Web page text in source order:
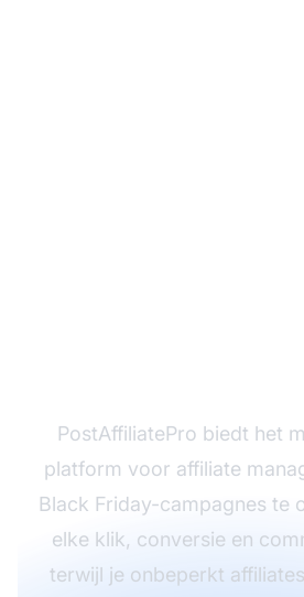
PostAffiliatePro biedt het
platform voor affiliate
Black Friday-campagnes te
elke klik, conversie en
terwijl je onbeperkt